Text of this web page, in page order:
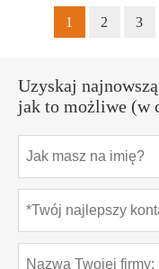
1 2 3
Uzyskaj
jak to możliwe (w